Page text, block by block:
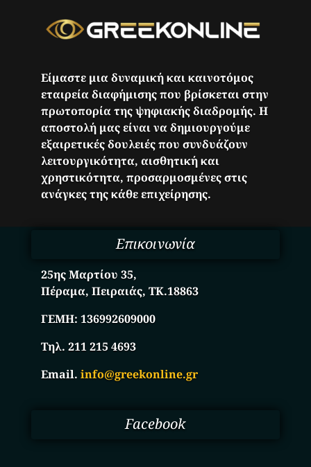
Είμαστε μια δυναμική και καινοτόμος
εταιρεία διαφήμισης που βρίσκεται στην
πρωτοπορία της ψηφιακής διαδρομής. Η
αποστολή μας είναι να δημιουργούμε
εξαιρετικές δουλειές που συνδυάζουν
λειτουργικότητα, αισθητική και
χρηστικότητα, προσαρμοσμένες στις
ανάγκες της κάθε επιχείρησης.
Επικοινωνία
25ης Μαρτίου 35,
Πέραμα, Πειραιάς, ΤΚ.18863
ΓΕΜΗ:136992609000
Τηλ. 211 215 4693
Email.info@greekonline.gr
Facebook